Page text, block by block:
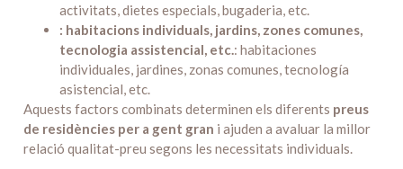
activitats, dietes especials, bugaderia, etc.
: habitacions individuals, jardins, zones comunes,
tecnologia assistencial, etc.: habitaciones
individuales, jardines, zonas comunes, tecnología
asistencial, etc.
Aquests factors combinats determinen els diferents preus
de residències per a gent gran i ajuden a avaluar la millor
relació qualitat-preu segons les necessitats individuals.